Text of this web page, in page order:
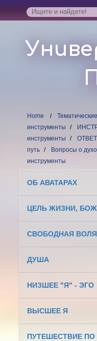
Home
инструменты
инструменты
путь
Вопросы о
инструменты
ОБ АВАТАРАХ
ЦЕЛЬ ЖИЗНИ,
СВОБОДНАЯ ВОЛЯ
ДУША
НИЗШЕЕ "Я" - ЭГО
ВЫСШЕЕ Я
ПУТЕШЕСТВИЕ